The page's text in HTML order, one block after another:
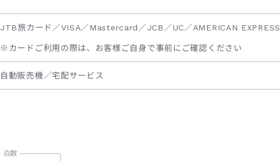
JTB旅カード／VISA／Mastercard／JCB／UC／AMERICAN EXPRESS
※カードご利用の際は、お客様ご自身で事前にご確認ください
自動販売機／宅配サービス
泊数